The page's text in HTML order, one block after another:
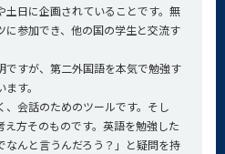
土日に企画されていることです。無
参加でき、他の国の学生と交流す
ですが、第二外国語を本気で勉強す
す。
会話のためのツールです。そし
方そのものです。英語を勉強した
なんと言うんだろう？」と疑問を持